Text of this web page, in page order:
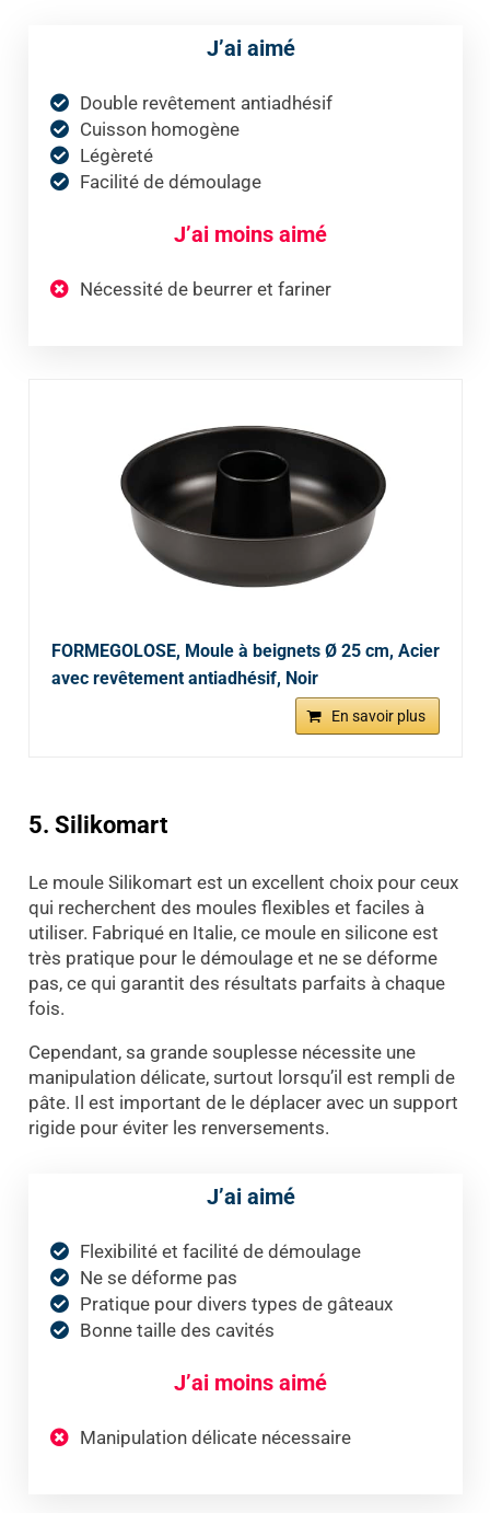
J’ai aimé
Double revêtement antiadhésif
Cuisson homogène
Légèreté
Facilité de démoulage
J’ai moins aimé
Nécessité de beurrer et fariner
FORMEGOLOSE, Moule à beignets Ø 25 cm, Acier
avec revêtement antiadhésif, Noir
En savoir plus
5. Silikomart
Le moule Silikomart est un excellent choix pour ceux
qui recherchent des moules flexibles et faciles à
utiliser. Fabriqué en Italie, ce moule en silicone est
très pratique pour le démoulage et ne se déforme
pas, ce qui garantit des résultats parfaits à chaque
fois.
Cependant, sa grande souplesse nécessite une
manipulation délicate, surtout lorsqu’il est rempli de
pâte. Il est important de le déplacer avec un support
rigide pour éviter les renversements.
J’ai aimé
Flexibilité et facilité de démoulage
Ne se déforme pas
Pratique pour divers types de gâteaux
Bonne taille des cavités
J’ai moins aimé
Manipulation délicate nécessaire